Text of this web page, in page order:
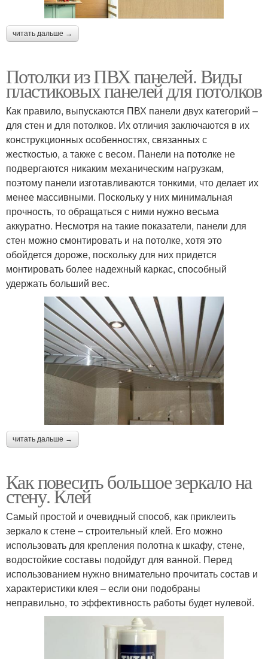
читать дальше →
Потолки из ПВХ панелей. Виды
пластиковых панелей для потолков
Как правило, выпускаются ПВХ панели двух категорий –
для стен и для потолков. Их отличия заключаются в их
конструкционных особенностях, связанных с
жесткостью, а также с весом. Панели на потолке не
подвергаются никаким механическим нагрузкам,
поэтому панели изготавливаются тонкими, что делает их
менее массивными. Поскольку у них минимальная
прочность, то обращаться с ними нужно весьма
аккуратно. Несмотря на такие показатели, панели для
стен можно смонтировать и на потолке, хотя это
обойдется дороже, поскольку для них придется
монтировать более надежный каркас, способный
удержать больший вес.
читать дальше →
Как повесить большое зеркало на
стену. Клей
Самый простой и очевидный способ, как приклеить
зеркало к стене – строительный клей. Его можно
использовать для крепления полотна к шкафу, стене,
водостойкие составы подойдут для ванной. Перед
использованием нужно внимательно прочитать состав и
характеристики клея – если они подобраны
неправильно, то эффективность работы будет нулевой.